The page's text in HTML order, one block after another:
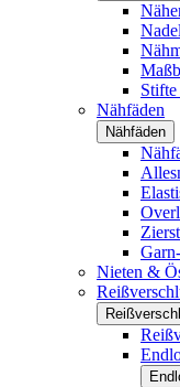
Nähfäden
Nähfäden
Nieten &